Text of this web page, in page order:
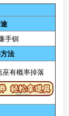
手钏
法
有概率掉落